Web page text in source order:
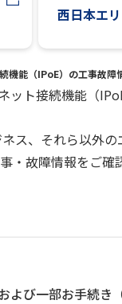
西日本エリ
機能（IPoE）の工事故障
ット接続機能（
ス、それら以外
・故障情報をご確
よび一部お手続き